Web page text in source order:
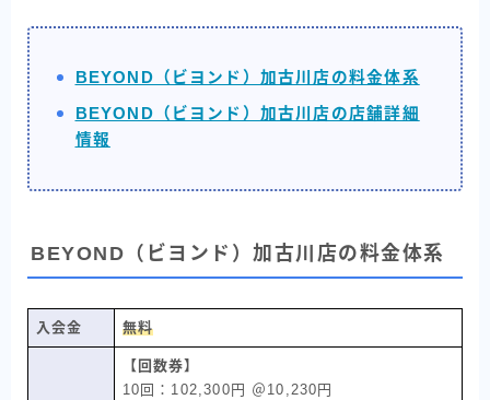
BEYOND（ビヨンド）加古川店の料金体系
BEYOND（ビヨンド）加古川店の店舗詳細
情報
BEYOND（ビヨンド）加古川店の料金体系
入会金 無料
【回数券】
10回：102,300円 ＠10,230円